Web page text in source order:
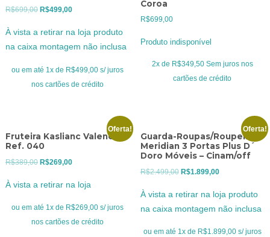
R$699,00 O
R$699,00.
R$499,00O
atual
R$499,00.
À vista a retirar na loja produto
na caixa montagem não inclusa
ou em até 1x de R$499,00 s/ juros
nos cartões de crédito
Coroa
R$699,00
Produto indisponível
2x de R$349,50 Sem juros nos
cartões de crédito
Oferta!
Fruteira Kaslianc Valencia
Ref. 040
R$389,00 O
era:
R$389,00.
R$269,00O
atual
é:
R$269,00.
À vista a retirar na loja
ou em até 1x de R$269,00 s/ juros
nos cartões de crédito
Oferta!
Guarda-Roupas/Roupeiro
Meridian 3 Portas Plus D´
Doro Móveis – Cinam/off
R$2.499,00 O
R$2.499,00.
R$1.899,00O
atual
R$1.899,00.
À vista a retirar na loja produto
na caixa montagem não inclusa
ou em até 1x de R$1.899,00 s/ juros